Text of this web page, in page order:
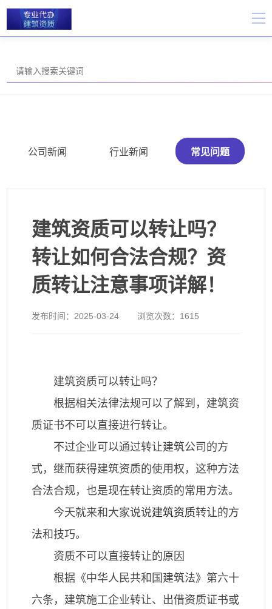
公司新闻 行业新闻 常见问题
建筑资质可以转让吗？
转让如何合法合规？资
质转让注意事项详解！
发布时间： 2025-03-24 浏览次数： 1615
建筑资质可以转让吗？
根据相关法律法规可以了解到，建筑资
质证书不可以直接进行转让。
不过企业可以通过转让建筑公司的方
式，继而获得建筑资质的使用权，这种方法
合法合规，也是现在转让资质的常用方法。
今天就来和大家说说建筑资质转让的方
法和技巧。
资质不可以直接转让的原因
根据《中华人民共和国建筑法》第六十
六条，建筑施工企业转让、出借资质证书或